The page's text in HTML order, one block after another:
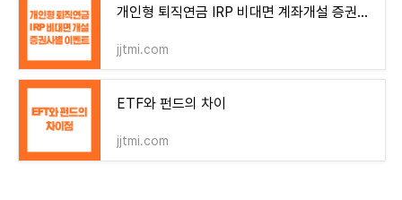
개인형 퇴직연금 IRP 비대면 계좌개설 증권사별 이벤트 정리
jjtmi.com
ETF와 펀드의 차이
jjtmi.com